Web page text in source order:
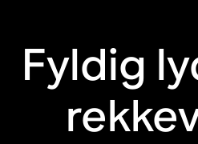
Fyldig